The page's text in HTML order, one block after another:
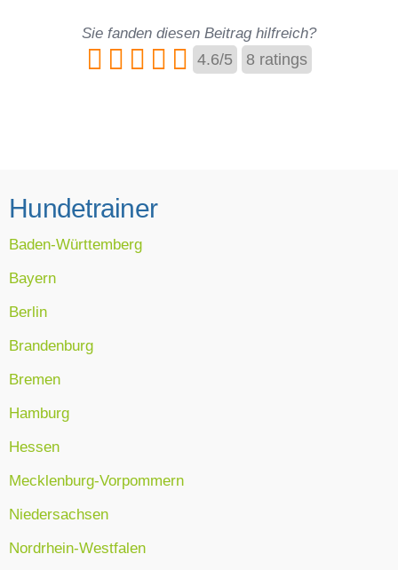
Sie fanden diesen Beitrag hilfreich?
4.6/5 8 ratings
Hundetrainer
Baden-Württemberg
Bayern
Berlin
Brandenburg
Bremen
Hamburg
Hessen
Mecklenburg-Vorpommern
Niedersachsen
Nordrhein-Westfalen